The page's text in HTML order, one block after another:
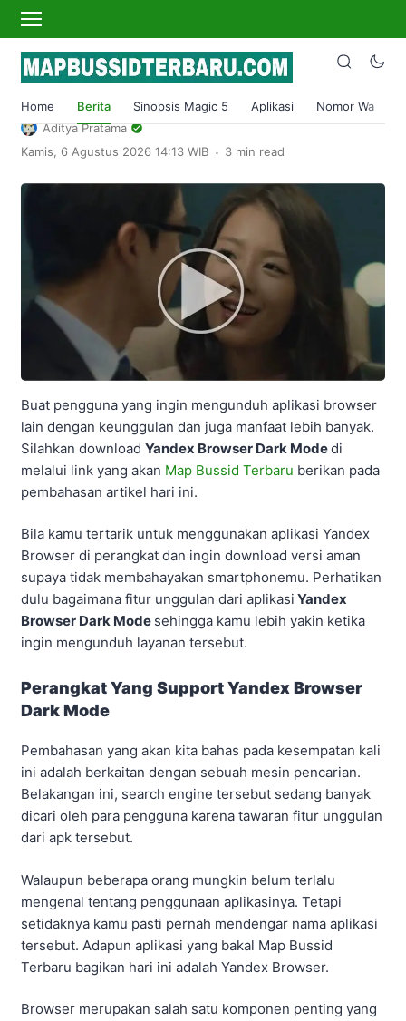
Home Berita Sinopsis Magic 5 Aplikasi Nomor Wa
Home›Berita
Yandex Browser Dark Mode Download
Terbaru 2023 Free VPN
Aditya Pratama
Kamis, 6 Agustus 2026 14:13 WIB . 3 min read
Buat pengguna yang ingin mengunduh aplikasi browser
lain dengan keunggulan dan juga manfaat lebih banyak.
Silahkan download Yandex Browser Dark Modedi
melalui link yang akan Map Bussid Terbaru berikan pada
pembahasan artikel hari ini.
Bila kamu tertarik untuk menggunakan aplikasi Yandex
Browser di perangkat dan ingin download versi aman
supaya tidak membahayakan smartphonemu. Perhatikan
dulu bagaimana fitur unggulan dari aplikasi Yandex
Browser Dark Mode sehingga kamu lebih yakin ketika
ingin mengunduh layanan tersebut.
Perangkat Yang Support Yandex Browser
Dark Mode
Pembahasan yang akan kita bahas pada kesempatan kali
ini adalah berkaitan dengan sebuah mesin pencarian.
Belakangan ini, search engine tersebut sedang banyak
dicari oleh para pengguna karena tawaran fitur unggulan
dari apk tersebut.
Walaupun beberapa orang mungkin belum terlalu
mengenal tentang penggunaan aplikasinya. Tetapi
setidaknya kamu pasti pernah mendengar nama aplikasi
tersebut. Adapun aplikasi yang bakal Map Bussid
Terbaru bagikan hari ini adalah Yandex Browser.
Browser merupakan salah satu komponen penting yang